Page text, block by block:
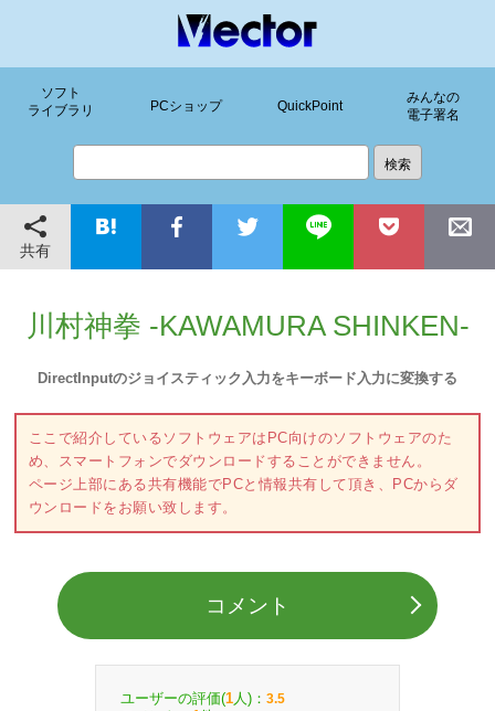
ソフト
ライブラリ
PCショップ QuickPoint
みんなの
電子署名
共有
川村神拳 -KAWAMURA SHINKEN-
DirectInputのジョイスティック入力をキーボード入力に変換する
ここで紹介しているソフトウェアはPC向けのソフトウェアのた
め、スマートフォンでダウンロードすることができません。
ページ上部にある共有機能でPCと情報共有して頂き、PCからダ
ウンロードをお願い致します。
コメント
ユーザーの評価(1 人)： 3.5